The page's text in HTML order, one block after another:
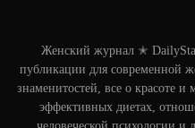
Женский журнал ✭
публикации для современной
знаменитостей, все о красоте
эффективных диетах,